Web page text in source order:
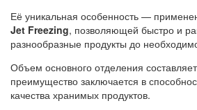
Её уникальная особенность —
Jet Freezing, позволяющей быстро и
разнообразные продукты до
Объем основного отделения
преимущество заключается в
качества хранимых продуктов.